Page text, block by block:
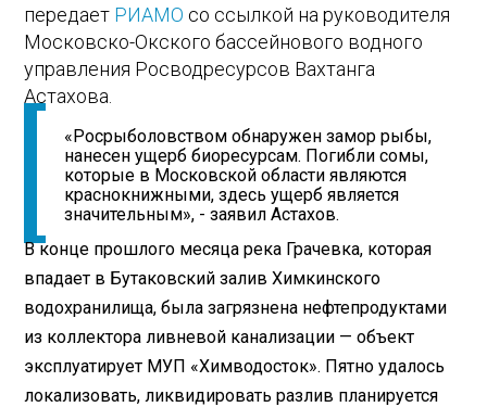
передает РИАМО со ссылкой на руководителя
Московско-Окского бассейнового водного
управления Росводресурсов Вахтанга
Астахова.
«Росрыболовством обнаружен замор рыбы,
нанесен ущерб биоресурсам. Погибли сомы,
которые в Московской области являются
краснокнижными, здесь ущерб является
значительным», - заявил Астахов.
В конце прошлого месяца река Грачевка, которая
впадает в Бутаковский залив Химкинского
водохранилища, была загрязнена нефтепродуктами
из коллектора ливневой канализации — объект
эксплуатирует МУП «Химводосток». Пятно удалось
локализовать, ликвидировать разлив планируется